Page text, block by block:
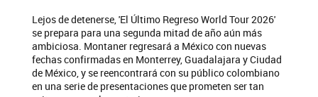
Lejos de detenerse, 'El Último Regreso World Tour 2026'
se prepara para una segunda mitad de año aún más
ambiciosa. Montaner regresará a México con nuevas
fechas confirmadas en Monterrey, Guadalajara y Ciudad
de México, y se reencontrará con su público colombiano
en una serie de presentaciones que prometen ser tan